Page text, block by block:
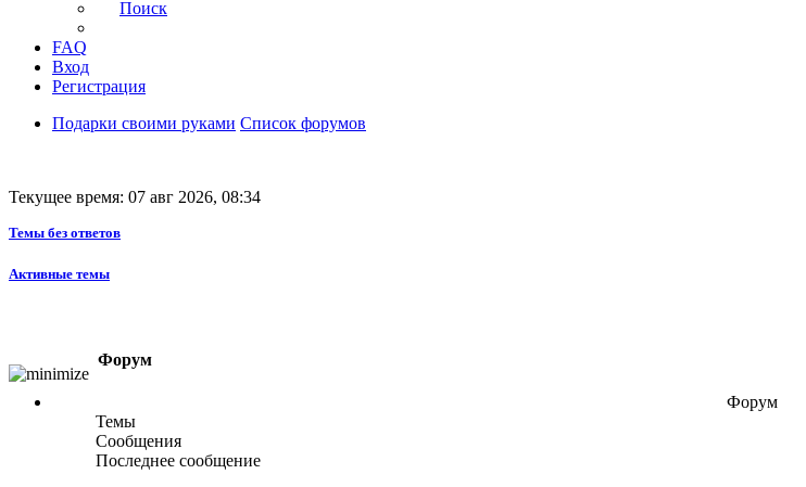
Поиск
FAQ
Вход
Регистрация
Подарки своими руками Список форумов
Текущее время: 07 авг 2026, 08:34
Темы без ответов
Активные темы
Форум
Форум
Темы
Сообщения
Последнее сообщение